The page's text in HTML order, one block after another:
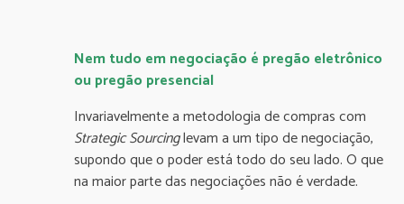
Nem tudo em negociação é pregão eletrônico
ou pregão presencial
Invariavelmente a metodologia de compras com
Strategic Sourcinglevam a um tipo de negociação,
supondo que o poder está todo do seu lado. O que
na maior parte das negociações não é verdade.